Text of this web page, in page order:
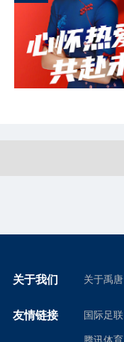
关于我们 关于禹唐
友情链接 国际足联